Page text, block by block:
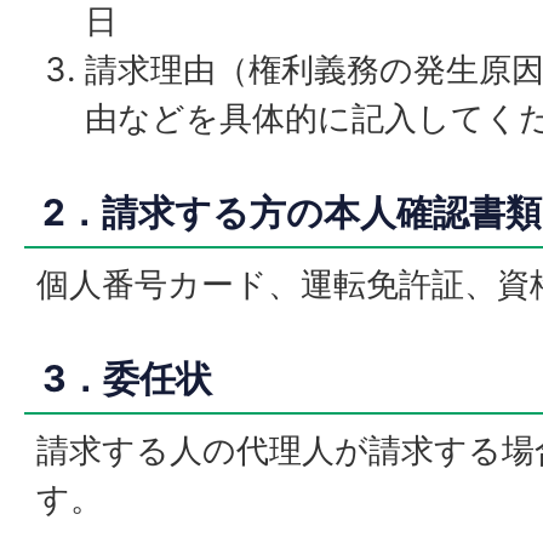
日
請求理由（権利義務の発生原
由などを具体的に記入してく
2．請求する方の本人確認書類
個人番号カード、運転免許証、資
3．委任状
請求する人の代理人が請求する
す。